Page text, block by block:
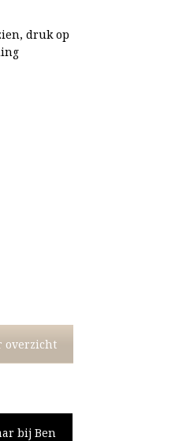
druk op
overzicht
bij Ben